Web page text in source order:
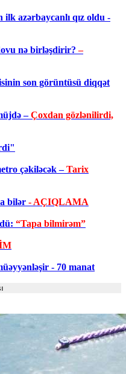
ilk azərbaycanlı qız oldu -
nə birləşdirir?–
son görüntüsü diqqət
–Çoxdan gözlənilirdi,
çəkiləcək –Tarix
bilər - AÇIQLAMA
“Tapa bilmirəm”
- 70 manat